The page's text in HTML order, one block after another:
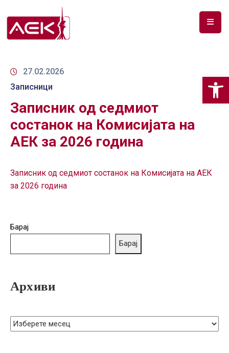
ЗА
ДОКУМЕНТИ
РФ
СПЕКТАР
АНАЛИЗА
ГРИЖА
НАБАВКИ
27.02.2026
Записници
Записник од седмиот
состанок на Комисијата на
АЕК за 2026 година
Записник од седмиот состанок на Комисијата на АЕК
за 2026 година
Барај
Барај
Архиви